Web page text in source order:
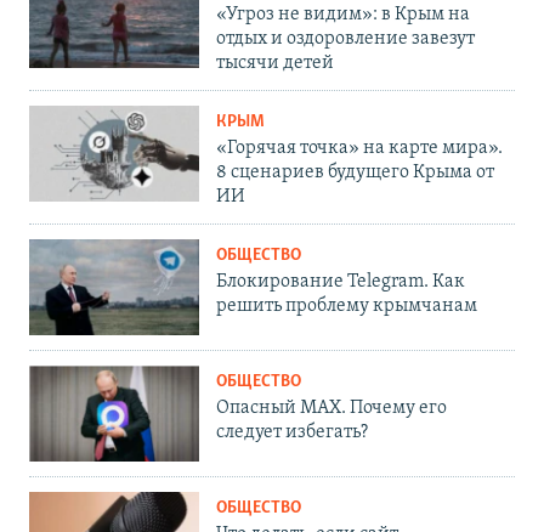
«Угроз не видим»: в Крым на
отдых и оздоровление завезут
тысячи детей
КРЫМ
«Горячая точка» на карте мира».
8 сценариев будущего Крыма от
ИИ
ОБЩЕСТВО
Блокирование Telegram. Как
решить проблему крымчанам
ОБЩЕСТВО
Опасный MAX. Почему его
следует избегать?
ОБЩЕСТВО